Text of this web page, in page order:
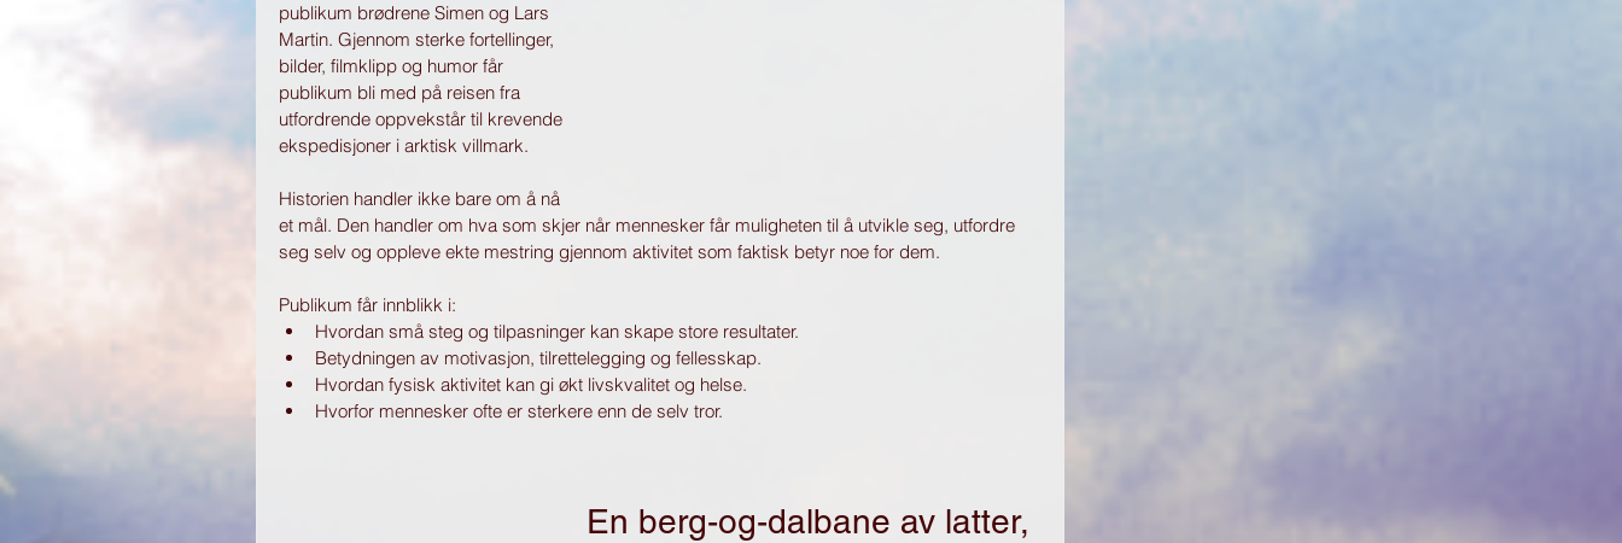
publikum brødrene Simen og Lars
Martin. Gjennom sterke fortellinger,
bilder, filmklipp og humor får
publikum bli med på reisen fra
utfordrende oppvekstår til krevende
ekspedisjoner i arktisk villmark.
Historien handler ikke bare om å nå
et mål. Den handler om hva som skjer når mennesker får muligheten til å utvikle seg, utfordre
seg selv og oppleve ekte mestring gjennom aktivitet som faktisk betyr noe for dem.
Publikum får innblikk i:
Hvordan små steg og tilpasninger kan skape store resultater.
Betydningen av motivasjon, tilrettelegging og fellesskap.
Hvordan fysisk aktivitet kan gi økt livskvalitet og helse.
Hvorfor mennesker ofte er sterkere enn de selv tror.
En berg-og-dalbane av latter,